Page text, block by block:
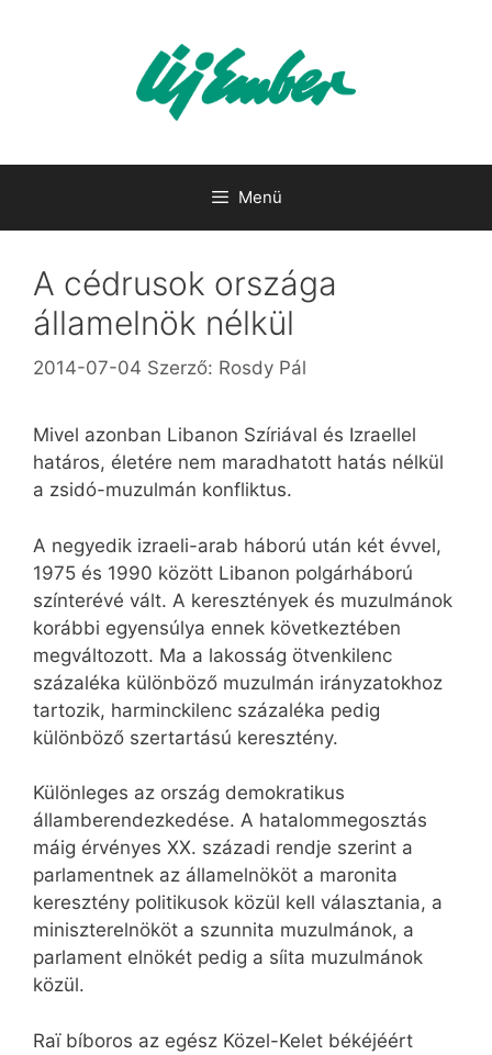
Menü
A cédrusok országa
államelnök nélkül
2014-07-04 Szerző: Rosdy Pál
Mivel azonban Libanon Szíriával és Izraellel
határos, életére nem maradhatott hatás nélkül
a zsidó-muzulmán konfliktus.
A negyedik izraeli-arab háború után két évvel,
1975 és 1990 között Libanon polgárháború
színterévé vált. A keresztények és muzulmánok
korábbi egyensúlya ennek következtében
megváltozott. Ma a lakosság ötvenkilenc
százaléka különböző muzulmán irányzatokhoz
tartozik, harminckilenc százaléka pedig
különböző szertartású keresztény.
Különleges az ország demokratikus
államberendezkedése. A hatalommegosztás
máig érvényes XX. századi rendje szerint a
parlamentnek az államelnököt a maronita
keresztény politikusok közül kell választania, a
miniszterelnököt a szunnita muzulmánok, a
parlament elnökét pedig a síita muzulmánok
közül.
Raï bíboros az egész Közel-Kelet békéjéért